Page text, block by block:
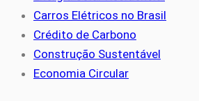
Carros Elétricos no Brasil
Crédito de Carbono
Construção Sustentável
Economia Circular